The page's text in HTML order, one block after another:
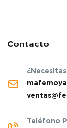
Contacto
Teléfono